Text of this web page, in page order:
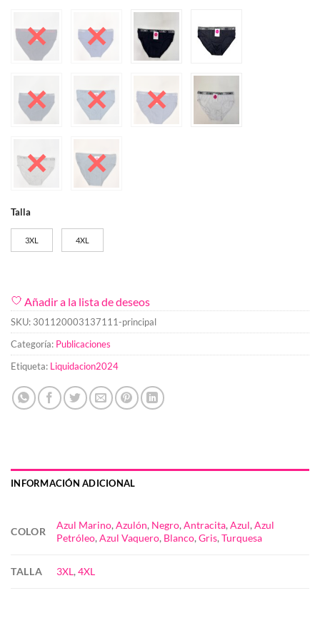
Talla
3XL 4XL
Añadir a la lista de deseos
SKU: 301120003137111-principal
Categoría: Publicaciones
Etiqueta: Liquidacion2024
INFORMACIÓN ADICIONAL
COLOR
Azul Marino,Azulón, Negro,Antracita,Azul,Azul
Petróleo,Azul Vaquero, Blanco,Gris,Turquesa
TALLA 3XL,4XL